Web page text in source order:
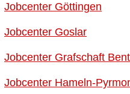
Jobcenter Göttingen
Jobcenter Goslar
Jobcenter Grafschaft
Jobcenter Hameln-